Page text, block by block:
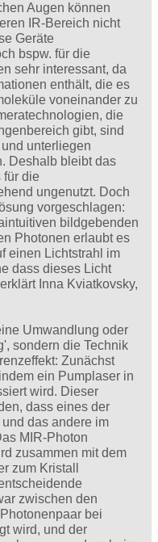
Augen können
IR-Bereich nicht
Geräte
bspw. für die
sehr interessant, da
enthält, die es
voneinander zu
die
gibt, sind
unterliegen
Deshalb bleibt das
für die
ungenutzt. Doch
vorgeschlagen:
bildgebenden
Photonen erlaubt es
einen Lichtstrahl im
dass dieses Licht
Inna Kviatkovsky,
Umwandlung oder
sondern die Technik
Zunächst
ein Pumplaser in
wird. Dieser
dass eines der
das andere im
MIR-Photon
zusammen mit dem
zum Kristall
zwischen den
bei
wird, und der